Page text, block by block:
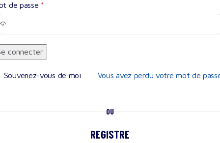
RO
de passe *
connecter
Vous avez perdu votre mot de
Souvenez-vous de moi
OU
REGISTRE